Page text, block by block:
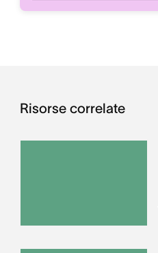
Risorse correlate